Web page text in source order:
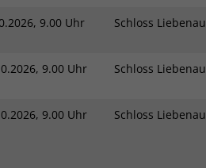
9.00 Uhr Schloss Liebenau
9.00 Uhr Schloss Liebenau
9.00 Uhr Schloss Liebenau